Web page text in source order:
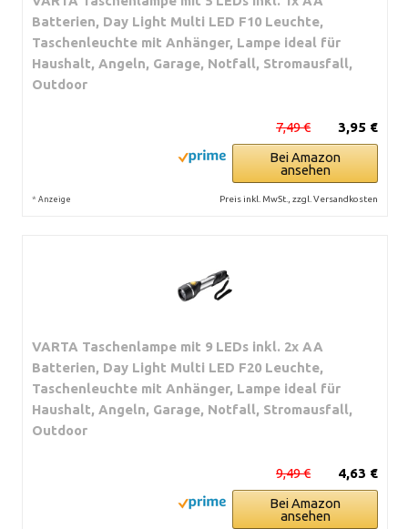
Batterien, Day Light Multi LED F10 Leuchte,
Taschenleuchte mit Anhänger, Lampe ideal für
Haushalt, Angeln, Garage, Notfall, Stromausfall,
Outdoor
3,95 €
7,49 €
Bei Amazon
ansehen
* Anzeige Preis inkl. MwSt., zzgl. Versandkosten
VARTA Taschenlampe mit 9 LEDs inkl. 2x AA
Batterien, Day Light Multi LED F20 Leuchte,
Taschenleuchte mit Anhänger, Lampe ideal für
Haushalt, Angeln, Garage, Notfall, Stromausfall,
Outdoor
4,63 €
9,49 €
Bei Amazon
ansehen